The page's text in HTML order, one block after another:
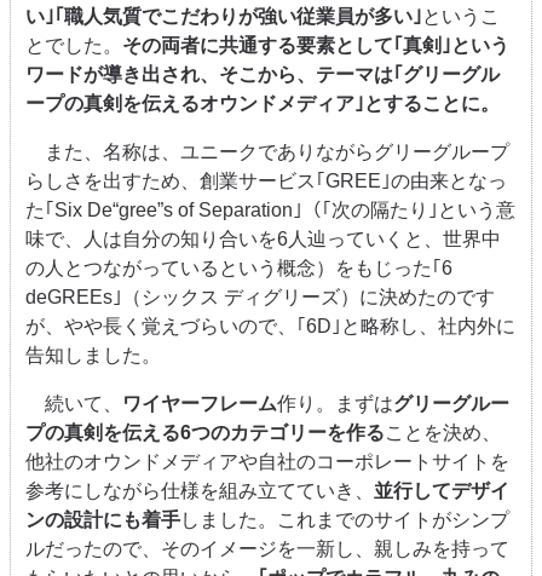
い｣｢職人気質でこだわりが強い従業員が多い｣ というこ
とでした。 その両者に共通する要素として｢真剣｣という
ワードが導き出され、そこから、テーマは｢グリーグル
ープの真剣を伝えるオウンドメディア｣とすることに。
また、名称は、ユニークでありながらグリーグループ
らしさを出すため、創業サービス｢GREE｣の由来となっ
た｢Six De“gree”s of Separation｣（｢次の隔たり｣という意
味で、人は自分の知り合いを6人辿っていくと、世界中
の人とつながっているという概念）をもじった｢6
deGREEs｣（シックス ディグリーズ）に決めたのです
が、やや長く覚えづらいので、｢6D｣と略称し、社内外に
告知しました。
続いて、 ワイヤーフレーム作り。まずはグリーグルー
プの真剣を伝える6つのカテゴリーを作ることを決め、
他社のオウンドメディアや自社のコーポレートサイトを
参考にしながら仕様を組み立てていき、 並行してデザイ
ンの設計にも着手しました。これまでのサイトがシンプ
ルだったので、そのイメージを一新し、親しみを持って